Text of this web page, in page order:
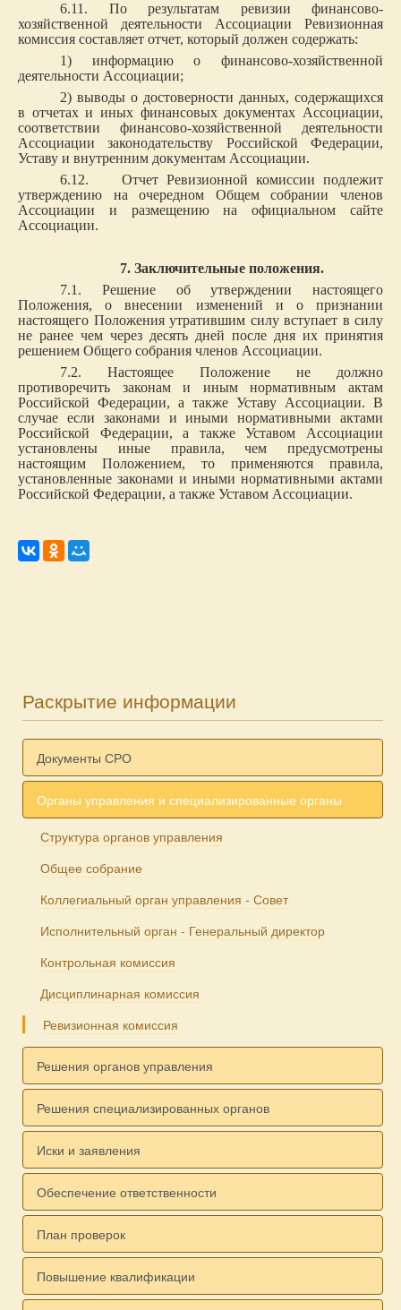
6.11. По результатам ревизии финансово-
хозяйственной деятельности Ассоциации Ревизионная
комиссия составляет отчет, который должен содержать:
1) информацию о финансово-хозяйственной
деятельности Ассоциации;
2) выводы о достоверности данных, содержащихся
в отчетах и иных финансовых документах Ассоциации,
соответствии финансово-хозяйственной деятельности
Ассоциации законодательству Российской Федерации,
Уставу и внутренним документам Ассоциации.
6.12. Отчет Ревизионной комиссии подлежит
утверждению на очередном Общем собрании членов
Ассоциации и размещению на официальном сайте
Ассоциации.
7. Заключительные положения.
7.1. Решение об утверждении настоящего
Положения, о внесении изменений и о признании
настоящего Положения утратившим силу вступает в силу
не ранее чем через десять дней после дня их принятия
решением Общего собрания членов Ассоциации.
7.2. Настоящее Положение не должно
противоречить законам и иным нормативным актам
Российской Федерации, а также Уставу Ассоциации. В
случае если законами и иными нормативными актами
Российской Федерации, а также Уставом Ассоциации
установлены иные правила, чем предусмотрены
настоящим Положением, то применяются правила,
установленные законами и иными нормативными актами
Российской Федерации, а также Уставом Ассоциации.
Раскрытие информации
Документы СРО
Органы управления и специализированные органы
Структура органов управления
Общее собрание
Коллегиальный орган управления - Совет
Исполнительный орган - Генеральный директор
Контрольная комиссия
Дисциплинарная комиссия
Ревизионная комиссия
Решения органов управления
Решения специализированных органов
Иски и заявления
Обеспечение ответственности
План проверок
Повышение квалификации